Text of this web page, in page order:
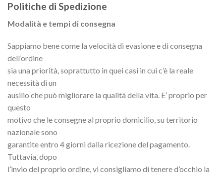
Politiche di Spedizione
Modalità e tempi di consegna
Sappiamo bene come la velocità di evasione e di consegna
dell’ordine
sia una priorità, soprattutto in quei casi in cui c’è la reale
necessità di un
ausilio che può migliorare la qualità della vita. E’ proprio per
questo
motivo che le consegne al proprio domicilio, su territorio
nazionale sono
garantite entro 4 giorni dalla ricezione del pagamento.
Tuttavia, dopo
l’invio del proprio ordine, vi consigliamo di tenere d’occhio la